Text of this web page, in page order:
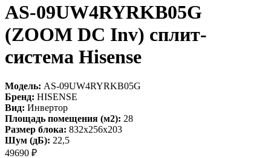
AS-09UW4RYRKB05G
(ZOOM DC Inv) сплит-
система Hisense
Модель: AS-09UW4RYRKB05G
Бренд: HISENSE
Вид: Инвертор
Площадь помещения (м2): 28
Размер блока: 832х256х203
Шум (дБ): 22,5
49690 ₽